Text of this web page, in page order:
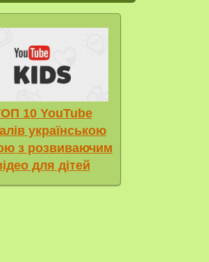
10 YouTube
українською
з розвиваючим
для дітей